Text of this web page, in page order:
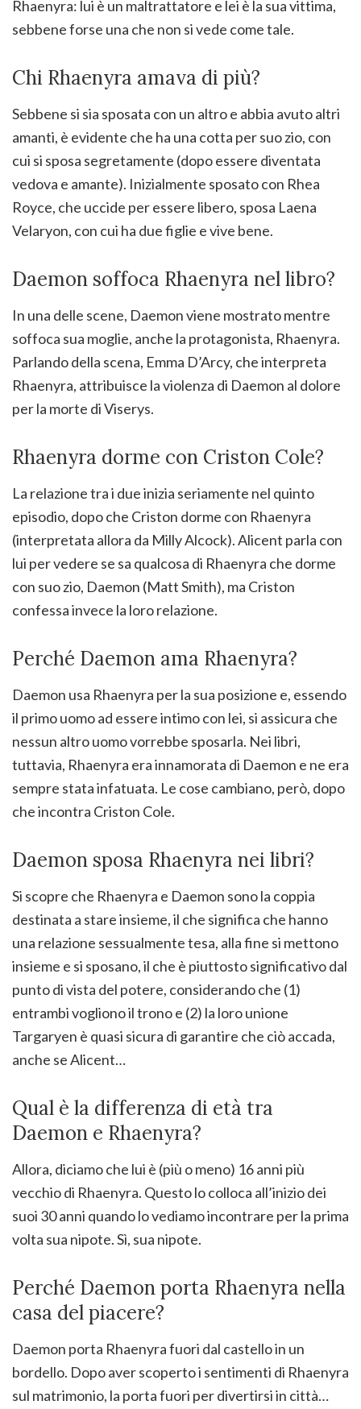
Rhaenyra: lui è un maltrattatore e lei è la sua vittima,
sebbene forse una che non si vede come tale.
Chi Rhaenyra amava di più?
Sebbene si sia sposata con un altro e abbia avuto altri
amanti, è evidente che ha una cotta per suo zio, con
cui si sposa segretamente (dopo essere diventata
vedova e amante). Inizialmente sposato con Rhea
Royce, che uccide per essere libero, sposa Laena
Velaryon, con cui ha due figlie e vive bene.
Daemon soffoca Rhaenyra nel libro?
In una delle scene, Daemon viene mostrato mentre
soffoca sua moglie, anche la protagonista, Rhaenyra.
Parlando della scena, Emma D’Arcy, che interpreta
Rhaenyra, attribuisce la violenza di Daemon al dolore
per la morte di Viserys.
Rhaenyra dorme con Criston Cole?
La relazione tra i due inizia seriamente nel quinto
episodio, dopo che Criston dorme con Rhaenyra
(interpretata allora da Milly Alcock). Alicent parla con
lui per vedere se sa qualcosa di Rhaenyra che dorme
con suo zio, Daemon (Matt Smith), ma Criston
confessa invece la loro relazione.
Perché Daemon ama Rhaenyra?
Daemon usa Rhaenyra per la sua posizione e, essendo
il primo uomo ad essere intimo con lei, si assicura che
nessun altro uomo vorrebbe sposarla. Nei libri,
tuttavia, Rhaenyra era innamorata di Daemon e ne era
sempre stata infatuata. Le cose cambiano, però, dopo
che incontra Criston Cole.
Daemon sposa Rhaenyra nei libri?
Si scopre che Rhaenyra e Daemon sono la coppia
destinata a stare insieme, il che significa che hanno
una relazione sessualmente tesa, alla fine si mettono
insieme e si sposano, il che è piuttosto significativo dal
punto di vista del potere, considerando che (1)
entrambi vogliono il trono e (2) la loro unione
Targaryen è quasi sicura di garantire che ciò accada,
anche se Alicent…
Qual è la differenza di età tra
Daemon e Rhaenyra?
Allora, diciamo che lui è (più o meno) 16 anni più
vecchio di Rhaenyra. Questo lo colloca all’inizio dei
suoi 30 anni quando lo vediamo incontrare per la prima
volta sua nipote. Sì, sua nipote.
Perché Daemon porta Rhaenyra nella
casa del piacere?
Daemon porta Rhaenyra fuori dal castello in un
bordello. Dopo aver scoperto i sentimenti di Rhaenyra
sul matrimonio, la porta fuori per divertirsi in città…